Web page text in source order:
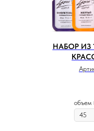
НАБОР ИЗ
объем